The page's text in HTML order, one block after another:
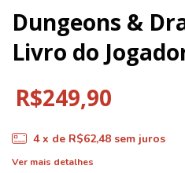
Dungeons &
Livro do
R$249,90
4 x de R$62,48 sem juros
Ver mais detalhes